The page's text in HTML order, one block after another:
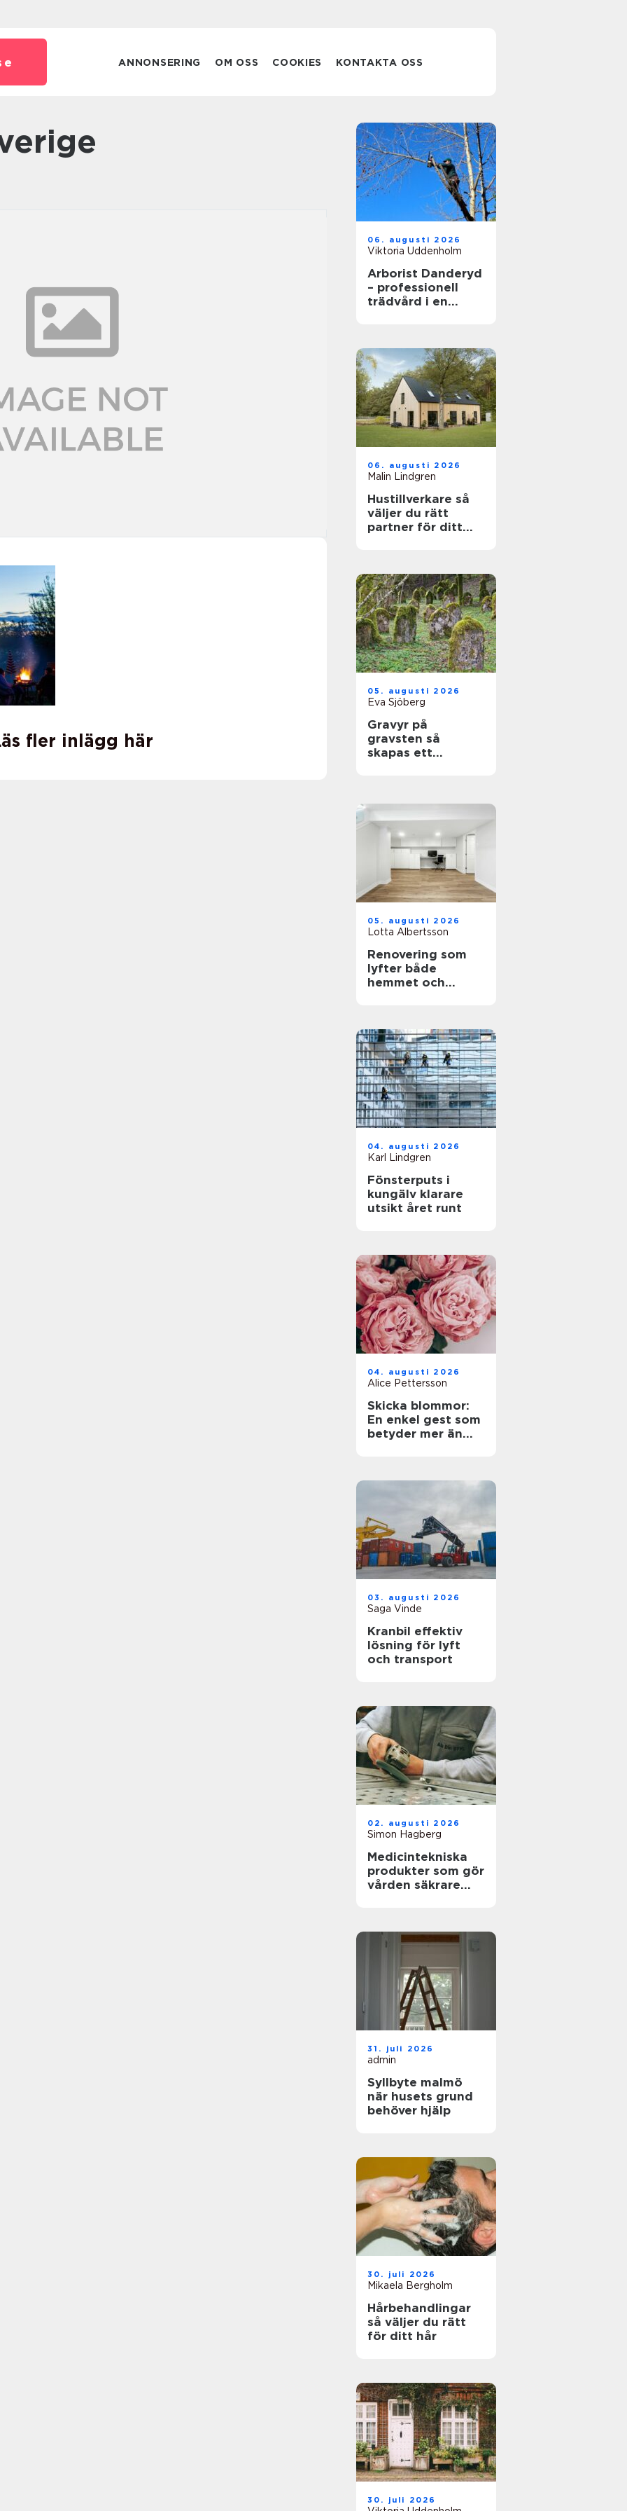
ANNONSERING OM OSS COOKIES KONTAKTA OSS
fler inlägg här
06. augusti 2026
Viktoria Uddenholm
Arborist Danderyd
– professionell
trädvård i en
06. augusti 2026
Malin Lindgren
Hustillverkare så
väljer du rätt
partner för ditt
05. augusti 2026
Eva Sjöberg
Gravyr på
gravsten så
skapas ett
05. augusti 2026
Lotta Albertsson
Renovering som
lyfter både
hemmet och
04. augusti 2026
Karl Lindgren
Fönsterputs i
kungälv klarare
utsikt året runt
04. augusti 2026
Alice Pettersson
Skicka blommor:
En enkel gest som
betyder mer än
03. augusti 2026
Saga Vinde
Kranbil effektiv
lösning för lyft
och transport
02. augusti 2026
Simon Hagberg
Medicintekniska
produkter som gör
vården säkrare
31. juli 2026
admin
Syllbyte malmö
när husets grund
behöver hjälp
30. juli 2026
Mikaela Bergholm
Hårbehandlingar
så väljer du rätt
för ditt hår
30. juli 2026